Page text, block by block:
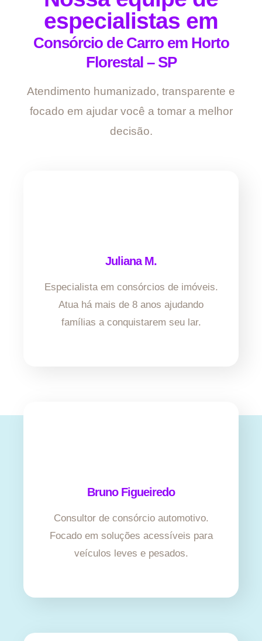
especialistas em
Consórcio de Carro em Horto
Florestal – SP
Atendimento humanizado, transparente e
focado em ajudar você a tomar a melhor
decisão.
Juliana M.
Especialista em consórcios de imóveis.
Atua há mais de 8 anos ajudando
famílias a conquistarem seu lar.
Bruno Figueiredo
Consultor de consórcio automotivo.
Focado em soluções acessíveis para
veículos leves e pesados.